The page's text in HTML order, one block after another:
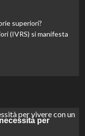
superiori?
(IVRS) si manifesta
per